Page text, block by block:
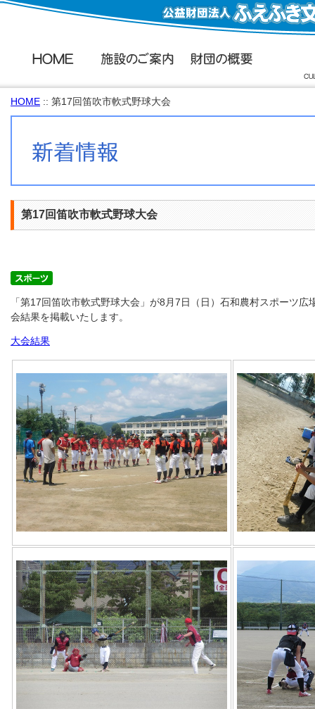
HOME :: 第17回笛吹市軟式野球大会
第17回笛吹市軟式野球大会
「第17回笛吹市軟式野球大会」が8月7日（日）石和農村スポーツ
会結果を掲載いたします。
大会結果